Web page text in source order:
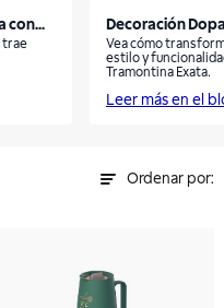
con...
trae
Decoración
Vea cómo
estilo y
Tramontina Exata.
Leer más en el
Ordenar por: